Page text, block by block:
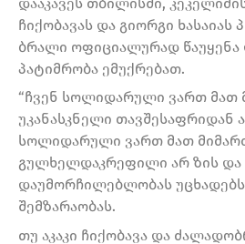
ჩიქობავას და გიორგი ხასაიას
ბრალი ოფიციალურად წაუყენა
პატიმრობა ემუქრებათ.
“ჩვენ სოლიდარული ვართ მათ
უკანასკნელი თავშესაფრიდან
სოლიდარული ვართ მათ
გულხელდაკრეფილი არ ზის და
დაუმორჩილებლობას
შემზარაობას.
თუ აკაკი ჩიქობავა და